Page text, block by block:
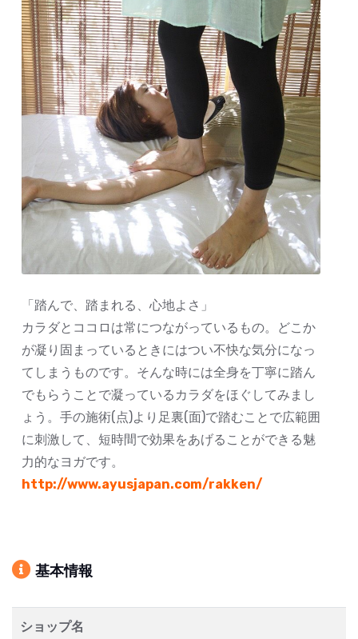
「踏んで、踏まれる、心地よさ」
カラダとココロは常につながっているもの。どこか
が凝り固まっているときにはつい不快な気分になっ
てしまうものです。そんな時には全身を丁寧に踏ん
でもらうことで凝っているカラダをほぐしてみまし
ょう。手の施術(点)より足裏(面)で踏むことで広範囲
に刺激して、短時間で効果をあげることができる魅
力的なヨガです。
http://www.ayusjapan.com/rakken/
基本情報
ショップ名